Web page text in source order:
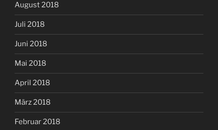
August 2018
Juli 2018
Juni 2018
Mai 2018
April 2018
März 2018
Februar 2018